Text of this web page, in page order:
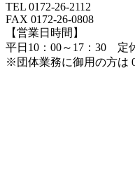
TEL 0172-26-2112
FAX 0172-26-0808
【営業日時間】
平日10：00～17：30 定
※団体業務に御用の方は